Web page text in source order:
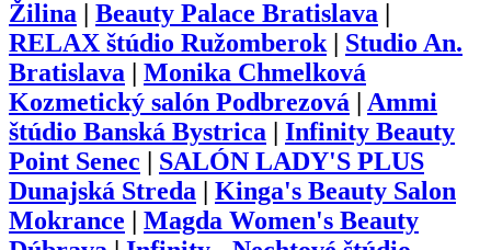
Žilina
Beauty Palace Bratislava
RELAX štúdio Ružomberok| Studio An.
Bratislava
Monika Chmelková
Kozmetický salón Podbrezová
Ammi
štúdio Banská Bystrica
Infinity Beauty
Point Senec
SALÓN LADY'S PLUS
Dunajská Streda
Kinga's Beauty Salon
Mokrance
Magda Women's Beauty